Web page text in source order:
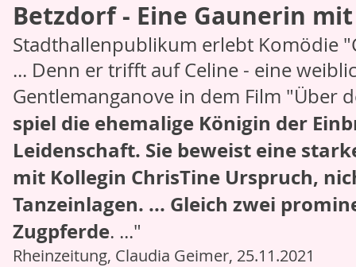
Betzdorf - Eine Gaunerin
Stadthallenpublikum erlebt Komödie
... Denn er trifft auf Celine - eine
Gentlemanganove in dem Film "Über
spiel die ehemalige Königin der
Leidenschaft. Sie beweist eine
mit Kollegin ChrisTine Urspruch,
Tanzeinlagen. ... Gleich zwei
Zugpferde. ..."
Rheinzeitung, Claudia Geimer, 25.11.2021